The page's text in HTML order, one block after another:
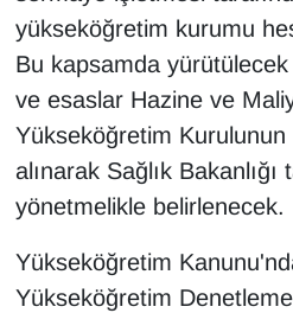
yükseköğretim kurumu
Bu kapsamda
ve esaslar Hazine ve
Yükseköğretim
alınarak Sağlık Bakanlığı
yönetmelikle belirlenecek.
Yükseköğretim
Yükseköğretim
TEKNOLOJİ
Turizm
VAN'DA SPOR
Vasıta
YAŞAM